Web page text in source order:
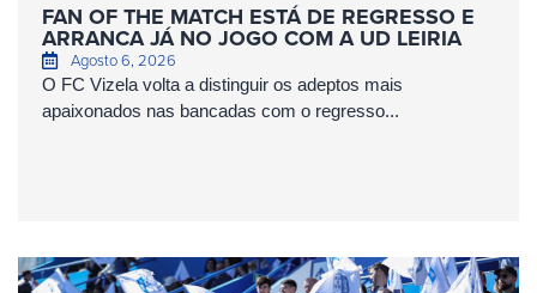
FAN OF THE MATCH ESTÁ DE REGRESSO E
ARRANCA JÁ NO JOGO COM A UD LEIRIA
Agosto 6, 2026
O FC Vizela volta a distinguir os adeptos mais
apaixonados nas bancadas com o regresso...